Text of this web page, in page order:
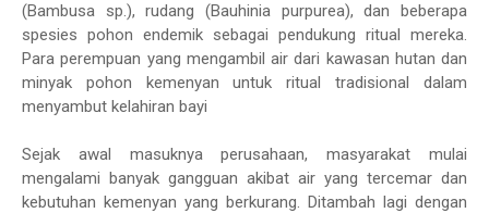
(Bambusa sp.), rudang (Bauhinia purpurea), dan beberapa
spesies pohon endemik sebagai pendukung ritual mereka.
Para perempuan yang mengambil air dari kawasan hutan dan
minyak pohon kemenyan untuk ritual tradisional dalam
menyambut kelahiran bayi
Sejak awal masuknya perusahaan, masyarakat mulai
mengalami banyak gangguan akibat air yang tercemar dan
kebutuhan kemenyan yang berkurang. Ditambah lagi dengan